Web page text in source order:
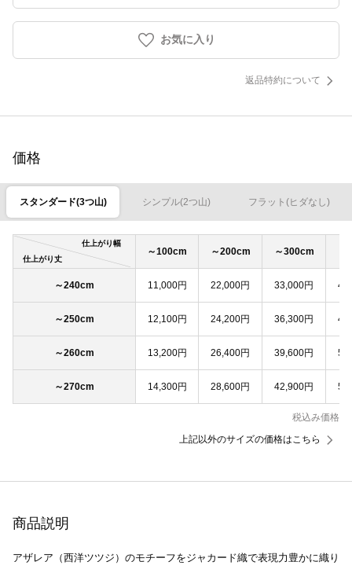
お気に入り
返品特約について
価格
スタンダード(3つ山) シンプル(2つ山) フラット(ヒダなし)
仕上がり幅
仕上がり丈
～100cm ～200cm ～300cm
～240cm 11,000円 22,000円 33,000円
～250cm 12,100円 24,200円 36,300円
～260cm 13,200円 26,400円 39,600円
～270cm 14,300円 28,600円 42,900円
税込み価格
上記以外のサイズの価格はこちら
商品説明
アザレア（西洋ツツジ）のモチーフをジャカード織で表現力豊かに織り